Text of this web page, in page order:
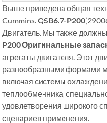
Выше приведена общая
Cummins. QSB6.7-P200
Двигатель. Мы также
P200Оригинальные
агрегаты двигателя. Этот
разнообразными формами
включая системы
теплообменника,
удовлетворения широкого
сценариев применения.